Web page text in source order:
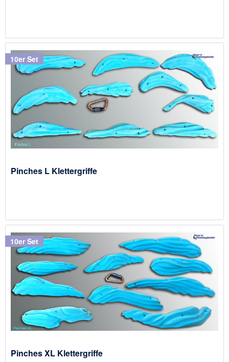
10er Set
Pinches L Klettergriffe
10er Set
Pinches XL Klettergriffe